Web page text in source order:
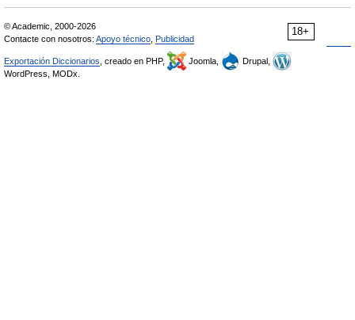
18+
© Academic, 2000-2026
Contacte con nosotros: Apoyo técnico Publicidad
Exportación Diccionarios , creado en PHP, Joomla,
Drupal,
WordPress, MODx.